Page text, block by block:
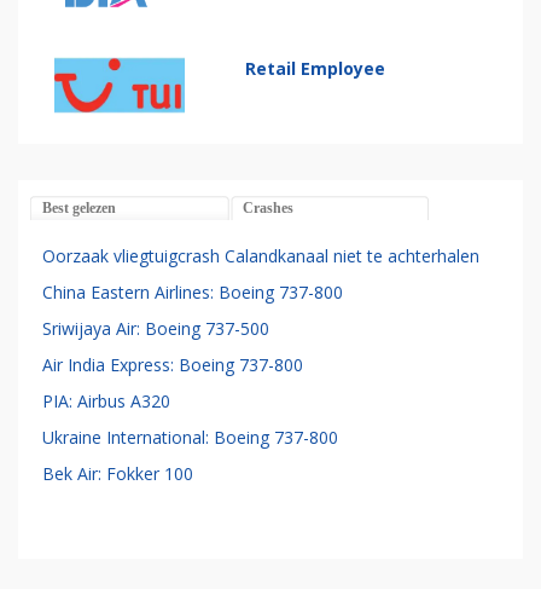
Retail Employee
Best gelezen Crashes
Oorzaak vliegtuigcrash Calandkanaal niet te achterhalen
China Eastern Airlines: Boeing 737-800
Sriwijaya Air: Boeing 737-500
Air India Express: Boeing 737-800
PIA: Airbus A320
Ukraine International: Boeing 737-800
Bek Air: Fokker 100